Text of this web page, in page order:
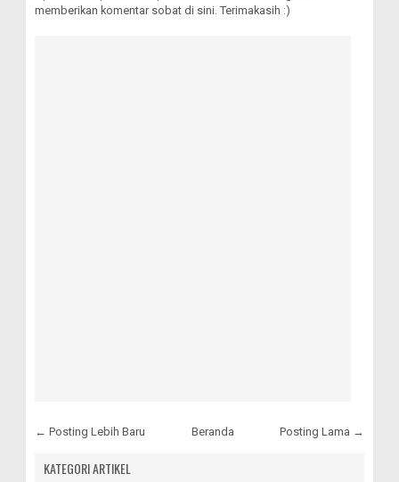
memberikan komentar sobat di sini. Terimakasih :)
← Posting Lebih Baru Posting Lama →
Beranda
KATEGORI ARTIKEL